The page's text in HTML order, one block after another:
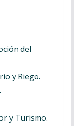
del
y Riego.
y Turismo.